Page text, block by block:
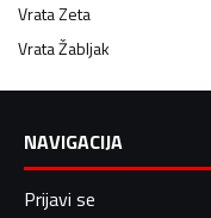
VrataZeta
VrataŽabljak
NAVIGACIJA
Prijavi se